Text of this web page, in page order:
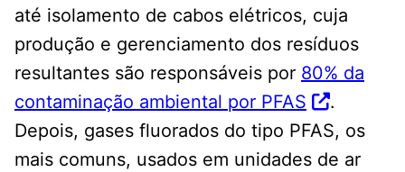
até isolamento de cabos elétricos, cuja
produção e gerenciamento dos resíduos
resultantes são responsáveis ​​por 80% da
contaminação ambiental por PFAS
.
Depois, gases fluorados do tipo PFAS, os
mais comuns, usados ​​em unidades de ar